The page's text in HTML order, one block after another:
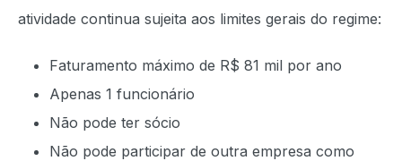
atividade continua sujeita aos limites gerais do regime:
Faturamento máximo de R$ 81 mil por ano
Apenas 1 funcionário
Não pode ter sócio
Não pode participar de outra empresa como